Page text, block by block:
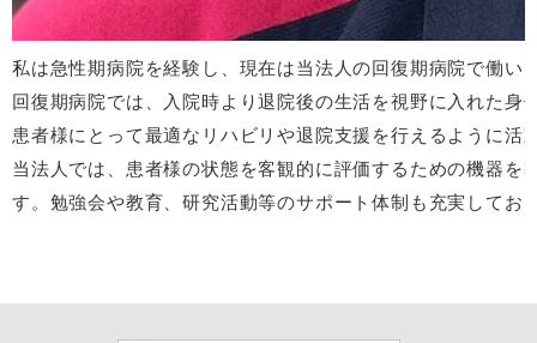
私は急性期病院を経験し、現在は当法人の回復期病院で働
回復期病院では、入院時より退院後の生活を視野に入れた
患者様にとって最適なリハビリや退院支援を行えるように活
当法人では、患者様の状態を客観的に評価するための機器
す。勉強会や教育、研究活動等のサポート体制も充実して